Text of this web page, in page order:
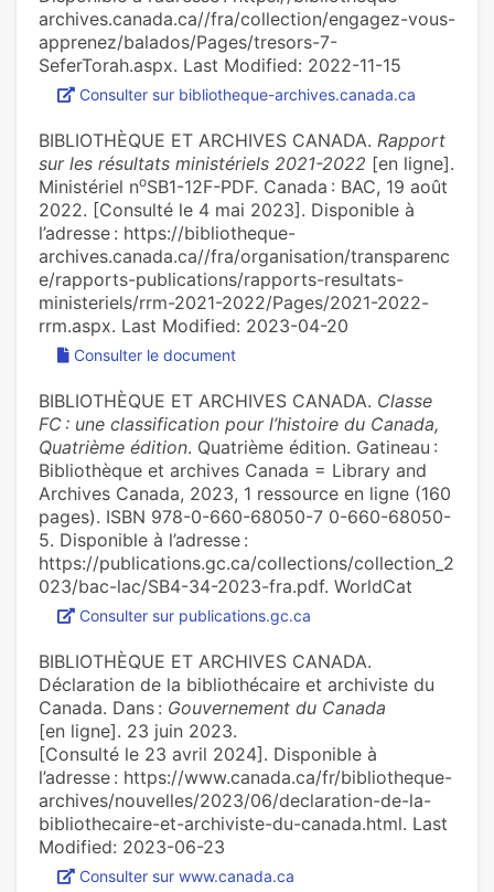
archives.canada.ca//fra/collection/engagez-vous-
apprenez/balados/Pages/tresors-7-
SeferTorah.aspx. Last Modified: 2022-11-15
Consulter sur bibliotheque-archives.canada.ca
BIBLIOTHÈQUE ET ARCHIVES CANADA. Rapport
sur les résultats ministériels 2021-2022 [en ligne].
Ministériel noSB1-12F-PDF. Canada : BAC, 19 août
2022. [Consulté le 4 mai 2023]. Disponible à
l’adresse : https://bibliotheque-
archives.canada.ca//fra/organisation/transparenc
e/rapports-publications/rapports-resultats-
ministeriels/rrm-2021-2022/Pages/2021-2022-
rrm.aspx. Last Modified: 2023-04-20
Consulter le document
BIBLIOTHÈQUE ET ARCHIVES CANADA. Classe
FC : une classification pour l’histoire du Canada,
Quatrième édition. Quatrième édition. Gatineau :
Bibliothèque et archives Canada = Library and
Archives Canada, 2023, 1 ressource en ligne (160
pages). ISBN 978-0-660-68050-7 0-660-68050-
5. Disponible à l’adresse :
https://publications.gc.ca/collections/collection_2
023/bac-lac/SB4-34-2023-fra.pdf. WorldCat
Consulter sur publications.gc.ca
BIBLIOTHÈQUE ET ARCHIVES CANADA.
Déclaration de la bibliothécaire et archiviste du
Canada. Dans : Gouvernement du Canada
[en ligne]. 23 juin 2023.
[Consulté le 23 avril 2024]. Disponible à
l’adresse : https://www.canada.ca/fr/bibliotheque-
archives/nouvelles/2023/06/declaration-de-la-
bibliothecaire-et-archiviste-du-canada.html. Last
Modified: 2023-06-23
Consulter sur www.canada.ca